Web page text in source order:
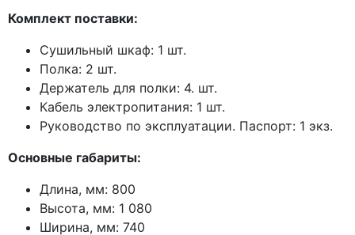
Комплект поставки:
Сушильный шкаф: 1 шт.
Полка: 2 шт.
Держатель для полки: 4. шт.
Кабель электропитания: 1 шт.
Руководство по эксплуатации. Паспорт: 1 экз.
Основные габариты:
Длина, мм: 800
Высота, мм: 1 080
Ширина, мм: 740